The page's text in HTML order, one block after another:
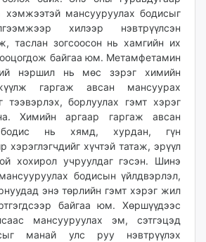
мансууруулах бодисыг
хилээр нэвтрүүлсэн
таслан зогсоосон нь хамгийн их
байгаа юм. Метамфетамин
нэршил нь мөс зэрэг химийн
гаргаж авсан мансуурах
тээвэрлэх, борлуулах гэмт хэрэг
Химийн аргаар гаргаж авсан
бодис нь хямд, хурдан, гүн
хэрэглэгчдийг хүчтэй татаж, эрүүл
хохирол учруулдаг гэсэн. Шинэ
бодисын үйлдвэрлэл,
энэ төрлийн гэмт хэрэг жил
байгаа юм. Хөршүүдээс
мансууруулах эм, сэтгэцэд
манай улс руу нэвтрүүлэх